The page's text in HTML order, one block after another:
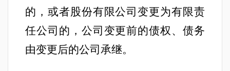
的，或者股份有限公司变更为有限责
任公司的，公司变更前的债权、债务
由变更后的公司承继。